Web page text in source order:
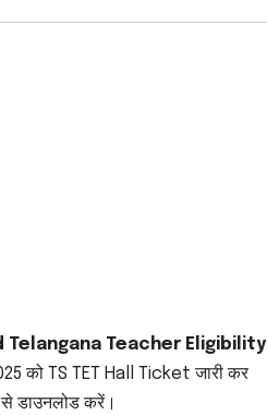
Telangana Teacher Eligibility
को TS TET Hall Ticket जारी कर
से डाउनलोड करें।